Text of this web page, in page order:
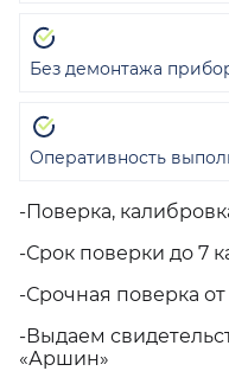
-Поверка,
-Срок поверки до 7
-Срочная поверка от
-Выдаем
«Аршин»
Без демонтажа
Оперативность